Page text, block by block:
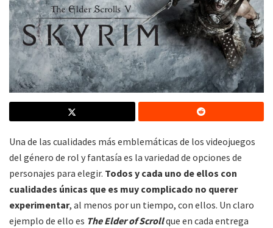
Una de las cualidades más emblemáticas de los videojuegos
del género de rol y fantasía es la variedad de opciones de
personajes para elegir. Todos y cada uno de ellos con
cualidades únicas que es muy complicado no querer
experimentar, al menos por un tiempo, con ellos. Un claro
ejemplo de ello es The Elder of Scrollque en cada entrega